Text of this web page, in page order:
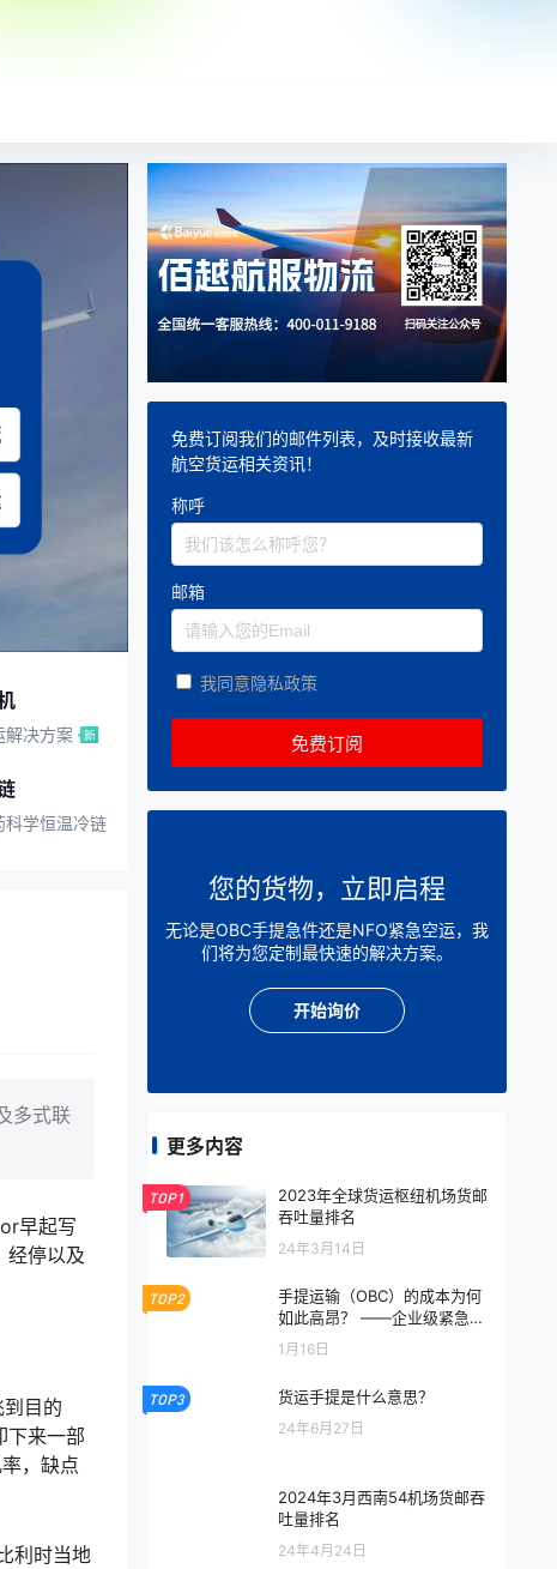
解决方案
科学恒温冷链
多式联
早起写
经停以及
目的
下来一部
，缺点
利时当地
免费订阅我们的邮件列表，及时接收最新
航空货运相关资讯！
称呼
邮箱
我同意隐私政策
您的货物，立即启程
无论是OBC手提急件还是NFO紧急空运，我
们将为您定制最快速的解决方案。
开始询价
更多内容
TOP1
2023年全球货运枢纽机场货邮
吞吐量排名
24年3月14日
TOP2
手提运输（OBC）的成本为何
如此高昂？ ——企业级紧急物
流背后的真实逻辑
1月16日
TOP3 货运手提是什么意思？
24年6月27日
2024年3月西南54机场货邮吞
吐量排名
24年4月24日